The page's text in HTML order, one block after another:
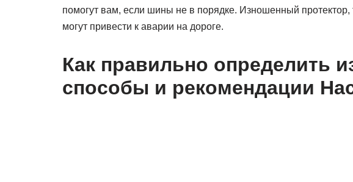
помогут вам, если шины не в порядке. Изношенный
могут привести к аварии на дороге.
Как правильно определить
способы и рекомендации